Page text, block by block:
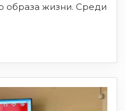
образа жизни. Среди